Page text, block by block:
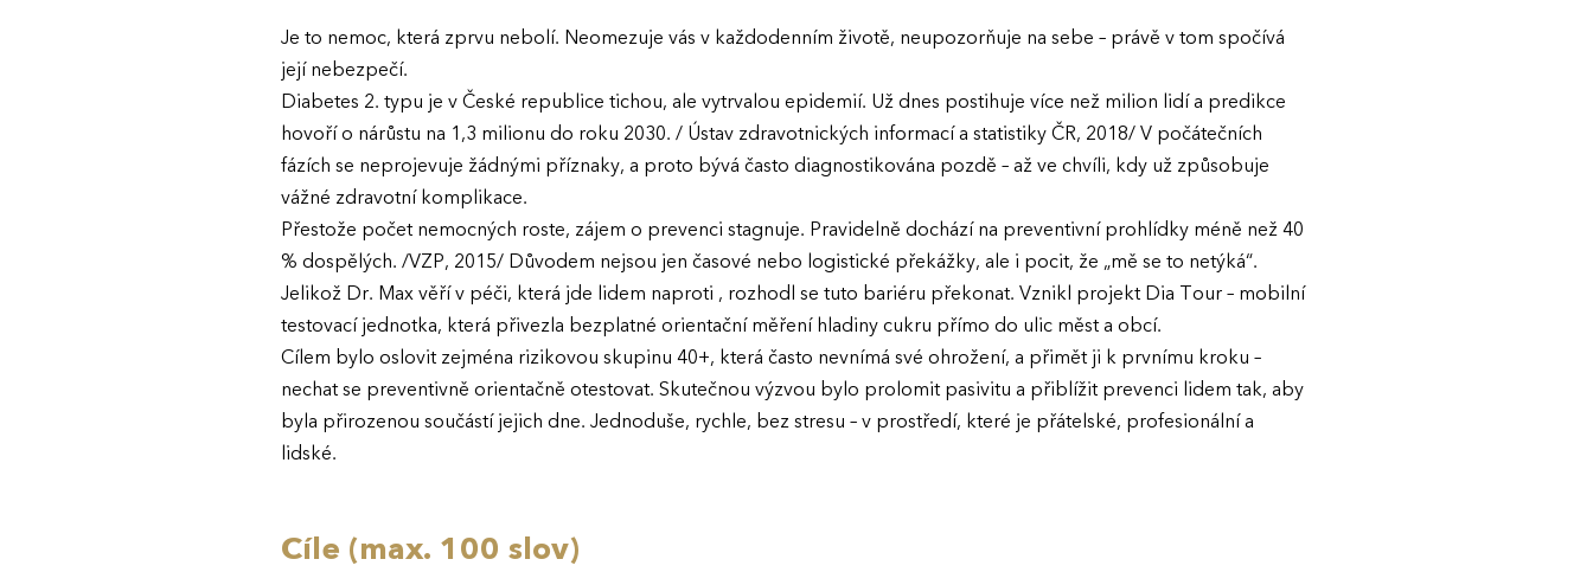
Je to nemoc, která zprvu nebolí. Neomezuje vás v každodenním životě, neupozorňuje na sebe – právě v tom spočívá
její nebezpečí.
Diabetes 2. typu je v České republice tichou, ale vytrvalou epidemií. Už dnes postihuje více než milion lidí a predikce
hovoří o nárůstu na 1,3 milionu do roku 2030. / Ústav zdravotnických informací a statistiky ČR, 2018/ V počátečních
fázích se neprojevuje žádnými příznaky, a proto bývá často diagnostikována pozdě – až ve chvíli, kdy už způsobuje
vážné zdravotní komplikace.
Přestože počet nemocných roste, zájem o prevenci stagnuje. Pravidelně dochází na preventivní prohlídky méně než 40
% dospělých. /VZP, 2015/ Důvodem nejsou jen časové nebo logistické překážky, ale i pocit, že „mě se to netýká“.
Jelikož Dr. Max věří v péči, která jde lidem naproti , rozhodl se tuto bariéru překonat. Vznikl projekt Dia Tour – mobilní
testovací jednotka, která přivezla bezplatné orientační měření hladiny cukru přímo do ulic měst a obcí.
Cílem bylo oslovit zejména rizikovou skupinu 40+, která často nevnímá své ohrožení, a přimět ji k prvnímu kroku –
nechat se preventivně orientačně otestovat. Skutečnou výzvou bylo prolomit pasivitu a přiblížit prevenci lidem tak, aby
byla přirozenou součástí jejich dne. Jednoduše, rychle, bez stresu – v prostředí, které je přátelské, profesionální a
lidské.
Cíle (max. 100 slov)